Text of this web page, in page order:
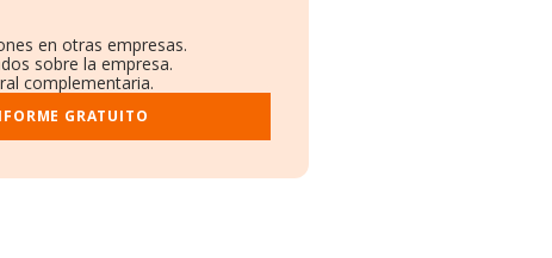
en otras empresas.
sobre la empresa.
complementaria.
GRATUITO